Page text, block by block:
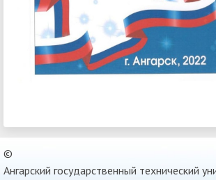
©
Ангарский государственный технический